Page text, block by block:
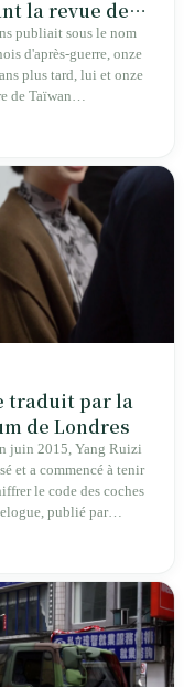
la revue de
de Taïwan
publiait sous le nom
d'après-guerre, onze
plus tard, lui et onze
de Taïwan
en une
traduit par la
de Londres
juin 2015, Yang Ruizi
et a commencé à tenir
le code des coches
publié par
traduit par Yang